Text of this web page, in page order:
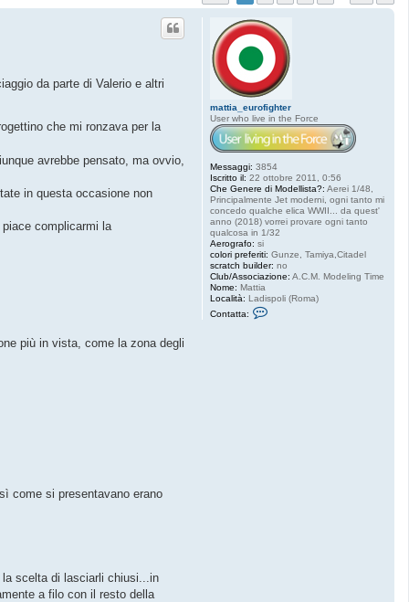
mattia_eurofighter
User who live in the Force
Messaggi: 3854
Iscritto il: 22 ottobre 2011, 0:56
Che Genere di Modellista?: Aerei 1/48,
Principalmente Jet moderni, ogni tanto mi
concedo qualche elica WWII... da quest'
anno (2018) vorrei provare ogni tanto
qualcosa in 1/32
Aerografo: si
colori preferiti: Gunze, Tamiya,Citadel
scratch builder: no
Club/Associazione: A.C.M. Modeling Time
Nome: Mattia
Località: Ladispoli (Roma)
Contatta:
da parte di Valerio e altri
che mi ronzava per la
avrebbe pensato, ma ovvio,
in questa occasione non
complicarmi la
più in vista, come la zona degli
come si presentavano erano
scelta di lasciarli chiusi...in
a filo con il resto della